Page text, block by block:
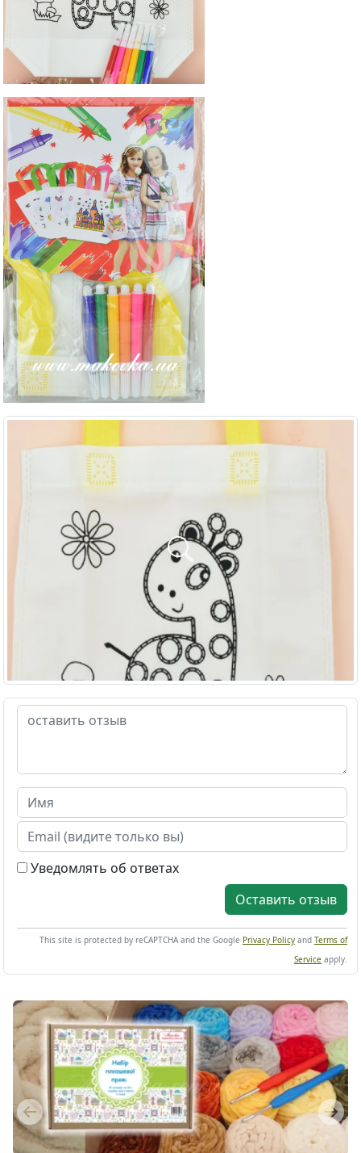
Уведомлять об ответах
Оставить отзыв
This site is protected by reCAPTCHA and the Google Privacy Policy and Terms of
Service apply.
Previous Next